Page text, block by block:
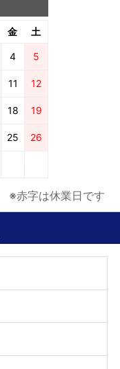
金 土
4 5
11 12
18 19
25 26
※赤字は休業日です